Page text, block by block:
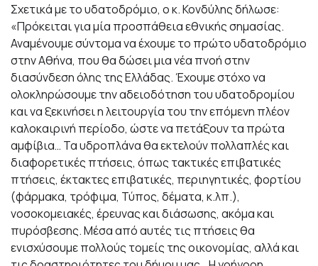
Σχετικά με το υδατοδρόμιο, ο κ. Κονδύλης δήλωσε:
«Πρόκειται για μία προσπάθεια εθνικής σημασίας.
Αναμένουμε σύντομα να έχουμε το πρώτο υδατοδρόμιο
στην Αθήνα, που θα δώσει μια νέα πνοή στην
διασύνδεση όλης της Ελλάδας. Έχουμε στόχο να
ολοκληρώσουμε την αδειοδότηση του υδατοδρομίου
και να ξεκινήσει η λειτουργία του την επόμενη πλέον
καλοκαιρινή περίοδο, ώστε να πετάξουν τα πρώτα
αμφίβια… Τα υδροπλάνα θα εκτελούν πολλαπλές και
διαφορετικές πτήσεις, όπως τακτικές επιβατικές
πτήσεις, έκτακτες επιβατικές, περιηγητικές, φορτίου
(φάρμακα, τρόφιμα, Τύπος, δέματα, κ.λπ.),
νοσοκομειακές, έρευνας και διάσωσης, ακόμα και
πυρόσβεσης. Μέσα από αυτές τις πτήσεις θα
ενισχύσουμε πολλούς τομείς της οικονομίας, αλλά και